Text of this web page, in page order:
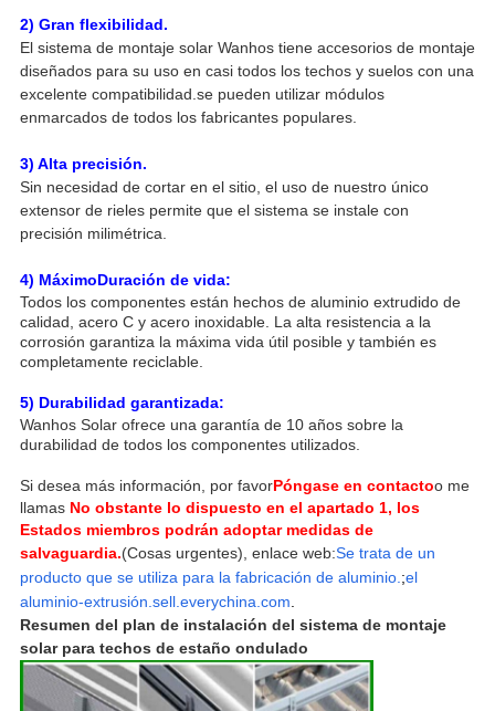
2) Gran flexibilidad.
El sistema de montaje solar Wanhos tiene accesorios de montaje
diseñados para su uso en casi todos los techos y suelos con una
excelente compatibilidad.se pueden utilizar módulos
enmarcados de todos los fabricantes populares.
3) Alta precisión.
Sin necesidad de cortar en el sitio, el uso de nuestro único
extensor de rieles permite que el sistema se instale con
precisión milimétrica.
4) MáximoDuración de vida:
Todos los componentes están hechos de aluminio extrudido de
calidad, acero C y acero inoxidable. La alta resistencia a la
corrosión garantiza la máxima vida útil posible y también es
completamente reciclable.
5) Durabilidad garantizada:
Wanhos Solar ofrece una garantía de 10 años sobre la
durabilidad de todos los componentes utilizados.
Si desea más información, por favorPóngase en contactoo me
llamas No obstante lo dispuesto en el apartado 1, los
Estados miembros podrán adoptar medidas de
salvaguardia.(Cosas urgentes), enlace web:Se trata de un
producto que se utiliza para la fabricación de aluminio.;el
aluminio-extrusión.sell.everychina.com.
Resumen del plan de instalación del sistema de montaje
solar para techos de estaño ondulado